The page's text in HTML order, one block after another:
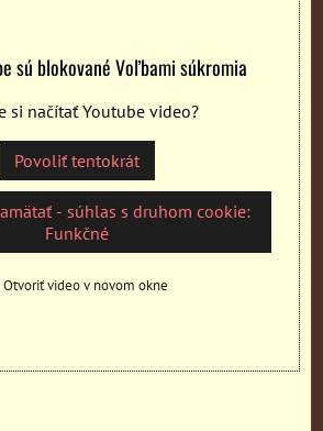
sú blokované Voľbami súkromia
si načítať Youtube video?
Povoliť tentokrát
- súhlas s druhom cookie:
Funkčné
Otvoriť video v novom okne